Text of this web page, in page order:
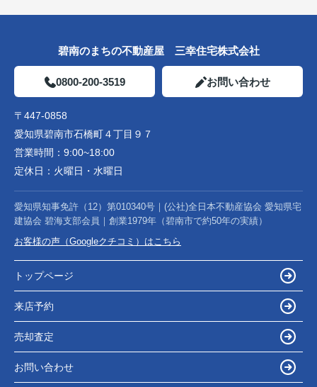
碧南のまちの不動産屋 三幸住宅株式会社
0800-200-3519 お問い合わせ
〒447-0858
愛知県碧南市石橋町４丁目９７
営業時間： 9:00~18:00
定休日： 火曜日・水曜日
愛知県知事免許（12）第010340号｜(公社)全日本不動産協会 愛知県宅
建協会 碧海支部会員｜創業1979年（碧南市で約50年の実績）
お客様の声（Googleクチコミ）はこちら
トップページ
来店予約
売却査定
お問い合わせ